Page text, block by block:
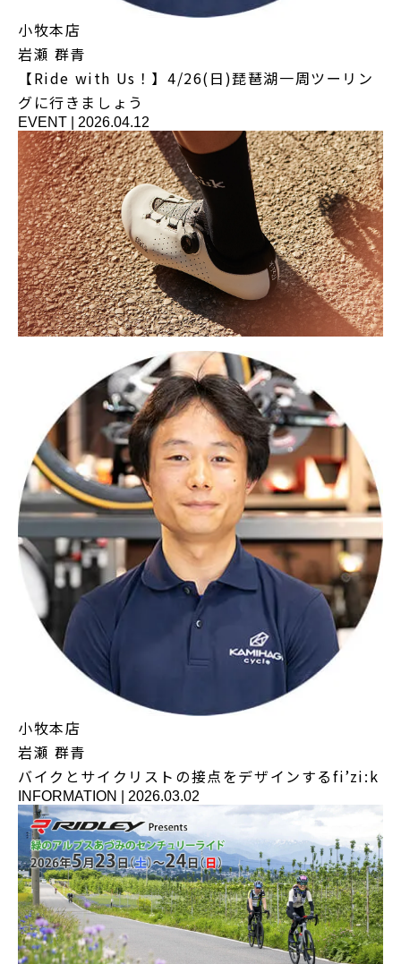
小牧本店
岩瀬 群青
【Ride with Us！】4/26(日)琵琶湖一周ツーリン
グに行きましょう
EVENT 2026.04.12
小牧本店
岩瀬 群青
バイクとサイクリストの接点をデザインするfi’zi:k
INFORMATION 2026.03.02